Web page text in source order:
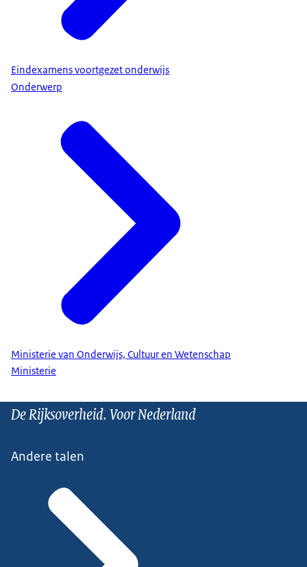
Eindexamens voortgezet onderwijs
Onderwerp
Ministerie van Onderwijs, Cultuur en Wetenschap
Ministerie
De Rijksoverheid. Voor Nederland
Andere talen